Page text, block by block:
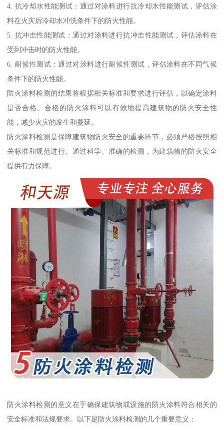
4. 抗冷却水性能测试：通过对涂料进行抗冷却水性能测试，评估涂
料在火灾后冷却水冲洗条件下的防火性能。
5. 抗冲击性能测试：通过对涂料进行抗冲击性能测试，评估涂料在
受到冲击时的防火性能。
6. 耐候性测试：通过对涂料进行耐候性测试，评估涂料在不同气候
条件下的防火性能。
防火涂料检测的结果将根据相关标准和要求进行评估，以确定涂料
是否合格。合格的防火涂料可以有效地提高建筑物的防火安全性
能，减少火灾的发生和蔓延。
防火涂料检测是保障建筑物防火安全的重要环节，必须严格按照相
关标准和规范进行。通过科学、准确的检测，为建筑物的防火安全
提供有力保障。
防火涂料检测的意义在于确保建筑物或设施的防火涂料符合相关的
安全标准和法规要求。以下是防火涂料检测的几个重要意义：